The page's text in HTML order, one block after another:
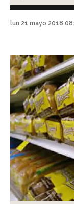
lun 21 mayo 2018